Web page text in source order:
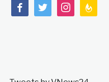
facebooktwitterinstagram